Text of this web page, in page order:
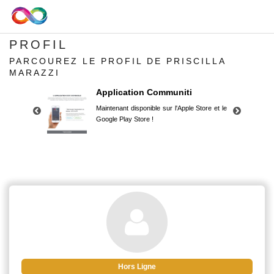
PROFIL
PARCOUREZ LE PROFIL DE PRISCILLA
MARAZZI
Application Communiti
Maintenant disponible sur l'Apple Store et le
Google Play Store !
Google Play Store !
Hors Ligne